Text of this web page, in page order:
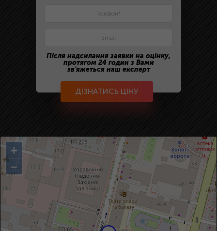
Після надсилання заявки на оцінку,
протягом 24 годин з Вами
зв'яжеться наш експерт
ДІЗНАТИСЬ ЦІНУ
+
−